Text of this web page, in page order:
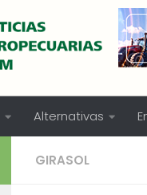
Alternativas
GIRASOL